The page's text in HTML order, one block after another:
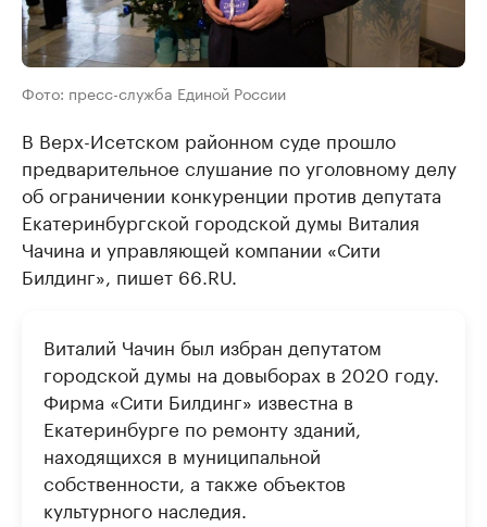
Фото: пресс-служба Единой России
В Верх-Исетском районном суде прошло
предварительное слушание по уголовному делу
об ограничении конкуренции против депутата
Екатеринбургской городской думы Виталия
Чачина и управляющей компании «Сити
Билдинг», пишет 66.RU.
Виталий Чачин был избран депутатом
городской думы на довыборах в 2020 году.
Фирма «Сити Билдинг» известна в
Екатеринбурге по ремонту зданий,
находящихся в муниципальной
собственности, а также объектов
культурного наследия.